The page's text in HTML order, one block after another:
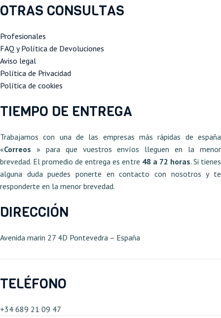
OTRAS CONSULTAS
Profesionales
FAQ y Política de Devoluciones
Aviso legal
Política de Privacidad
Política de cookies
TIEMPO DE ENTREGA
Trabajamos con una de las empresas más rápidas de españa
«Correos » para que vuestros envíos lleguen en la menor
brevedad. El promedio de entrega es entre 48 a 72 horas. Si tienes
alguna duda puedes ponerte en contacto con nosotros y te
responderte en la menor brevedad.
DIRECCIÓN
Avenida marin 27 4D Pontevedra – España​
TELÉFONO
+34 689 21 09 47​